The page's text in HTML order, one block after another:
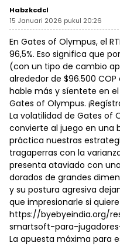
Habzkcdcl
15 Januari 2026 pukul 20:26
En Gates of Olympus, el
96,5%. Eso significa que
(con un tipo de cambio
alrededor de $96.500
hable más y síentete en
Gates of Olympus.
La volatilidad de Gates of
convierte al juego en una
práctica nuestras
tragaperras con la
presenta ataviado con
dorados de grandes
y su postura agresiva
que impresionarle si
https://byebyeindia.org/
smartsoft-para-
La apuesta máxima para